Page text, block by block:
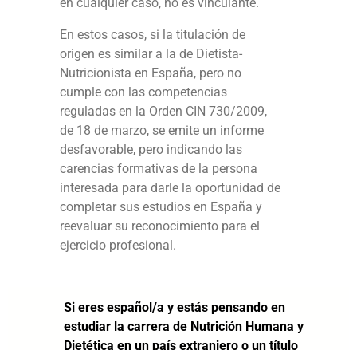
En estos casos, si la titulación de
origen es similar a la de Dietista-
Nutricionista en España, pero no
cumple con las competencias
reguladas en la Orden CIN 730/2009,
de 18 de marzo, se emite un informe
desfavorable, pero indicando las
carencias formativas de la persona
interesada para darle la oportunidad de
completar sus estudios en España y
reevaluar su reconocimiento para el
ejercicio profesional.
Si eres español/a y estás pensando en
estudiar la carrera de Nutrición Humana y
Dietética en un país extranjero o un título